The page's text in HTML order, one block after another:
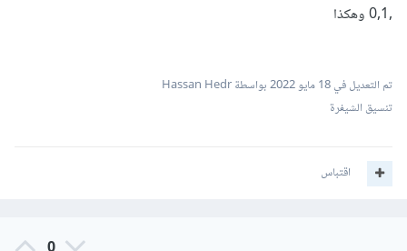
تم التعديل في18 مايو 2022
بواسطة Hassan Hedr
تنسيق الشيفرة
اقتباس